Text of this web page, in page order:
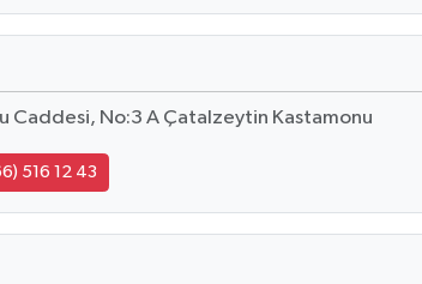
Caddesi, No:3 A Çatalzeytin Kastamonu
516 12 43